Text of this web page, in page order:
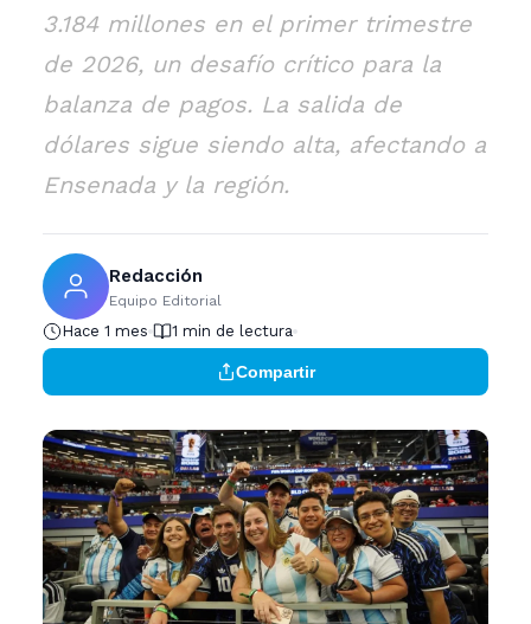
3.184 millones en el primer trimestre
de 2026, un desafío crítico para la
balanza de pagos. La salida de
dólares sigue siendo alta, afectando a
Ensenada y la región.
Redacción
Equipo Editorial
Hace 1 mes 1 min de lectura
Compartir